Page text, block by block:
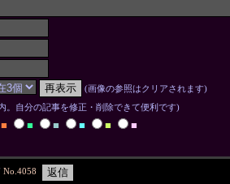
(画像の参照はクリアされます)
。自分の記事を修正・削除できて便利です)
■ ■ ■ ■ ■ ■
No.4058